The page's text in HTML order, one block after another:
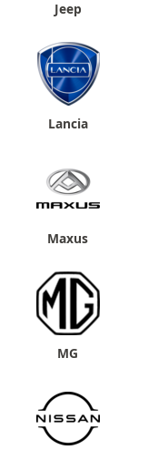
Jeep
Lancia
Maxus
MG